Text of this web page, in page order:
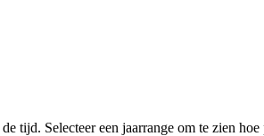
tijd. Selecteer een jaarrange om te zien